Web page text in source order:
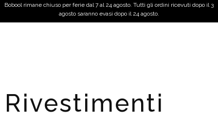
Bobool rimane chiuso per ferie dal 7 al 24 agosto. Tutti gli ordini ricevuti dopo il 3
agosto saranno evasi dopo il 24 agosto.
Rivestimenti